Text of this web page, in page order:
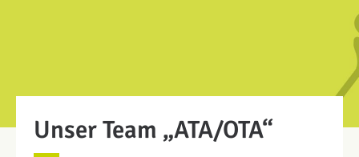
Unser Team „ATA/OTA“